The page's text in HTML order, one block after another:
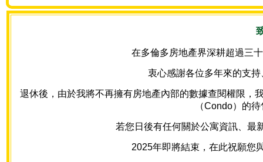
在多倫多房地產界深耕超過三
衷心感謝各位多年來的支
退休後，由於我將不再擁有房地產內部的數據查閱權限，
（Condo）的
若您日後有任何關於公寓資訊、最
2025年即將結束，在此祝願您